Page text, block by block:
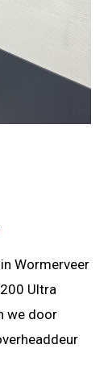
Wormerveer
Ultra
we door